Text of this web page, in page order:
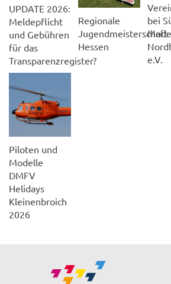
UPDATE 2026:
Meldepflicht
und Gebühren
für das
Transparenzregister?
Regionale
Jugendmeisterschaft
Hessen
bei
e.V.
Piloten und
Modelle
DMFV
Helidays
Kleinenbroich
2026